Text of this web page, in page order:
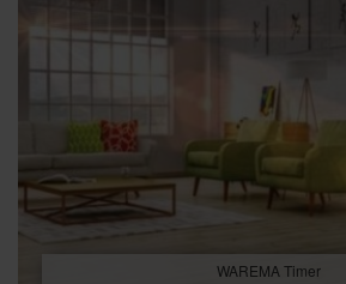
WAREMA Timer